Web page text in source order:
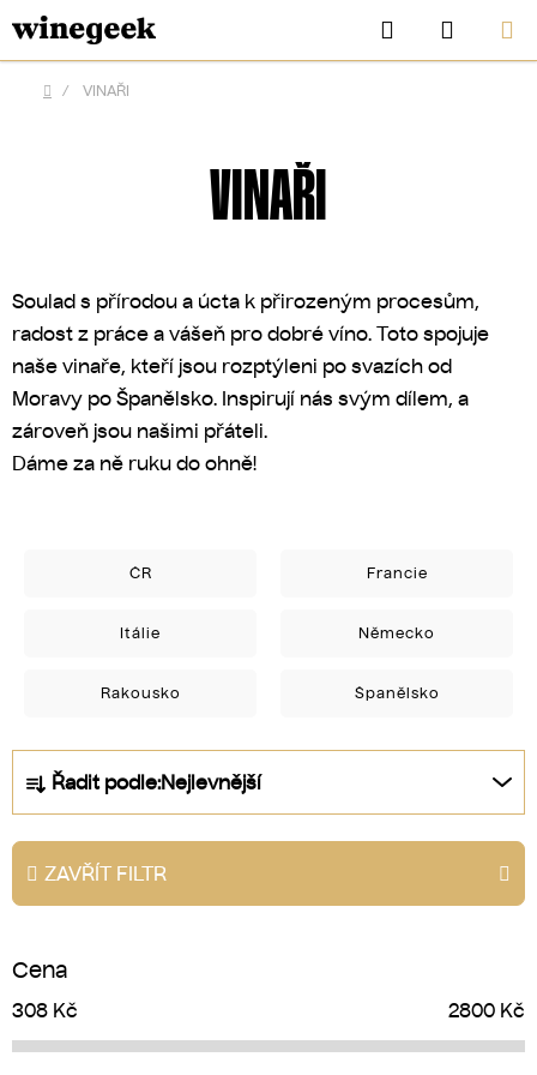
Přejít
na
obsah
Hledat
KOŠÍK
Domů
/ VINAŘI
VINAŘI
Soulad s přírodou a úcta k přirozeným procesům,
radost z práce a vášeň pro dobré víno. Toto spojuje
naše vinaře, kteří jsou rozptýleni po svazích od
Moravy po Španělsko. Inspirují nás svým dílem, a
zároveň jsou našimi přáteli.
Dáme za ně ruku do ohně!
ČR Francie
Itálie Německo
Rakousko Španělsko
a
z
e
n
r
o
d
Řadit podle:Nejlevnější
ZAVŘÍT FILTR
Cena
308 Kč 2800 Kč